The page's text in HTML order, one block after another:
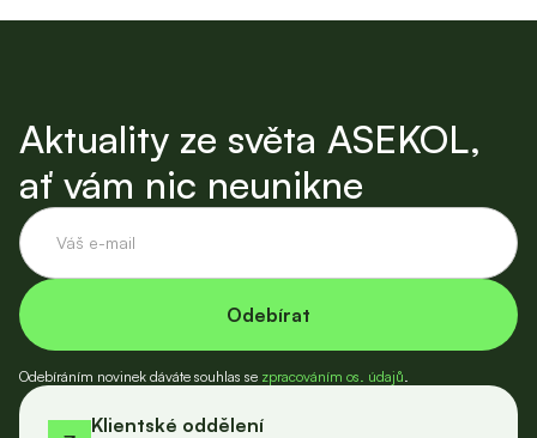
Aktuality ze světa ASEKOL,
ať vám nic neunikne
Odebíráním novinek dáváte souhlas se zpracováním os. údajů.
Klientské oddělení